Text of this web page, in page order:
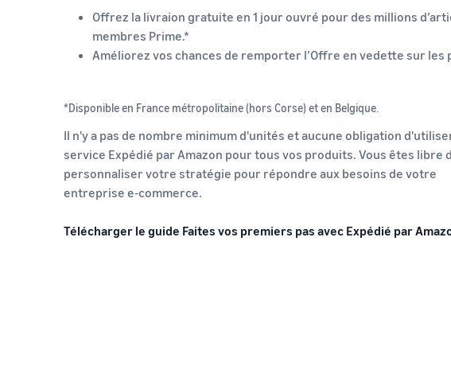
Offrez la livraion gratuite en 1 jour ouvré pour des millions
membres Prime.*
Améliorez vos chances de remporter l’Offre en vedette sur les
*Disponible en France métropolitaine (hors Corse) et en Belgique.
Il n'y a pas de nombre minimum d'unités et aucune obligation
service Expédié par Amazon pour tous vos produits. Vous êtes libre
personnaliser votre stratégie pour répondre aux besoins de votre
entreprise e-commerce.
Télécharger le guide Faites vos premiers pas avec Expédié par